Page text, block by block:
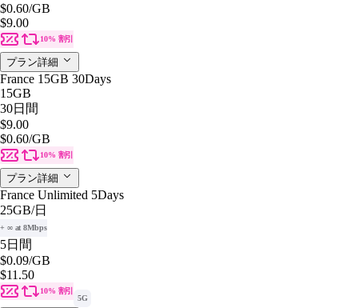
$0.60/GB
$9.00
10% 割引
プラン詳細
France 15GB 30Days
15GB
30日間
$9.00
$0.60/GB
10% 割引
プラン詳細
France Unlimited 5Days
25GB/日
+ ∞ at 8Mbps
5日間
$0.09/GB
$11.50
10% 割引
5G